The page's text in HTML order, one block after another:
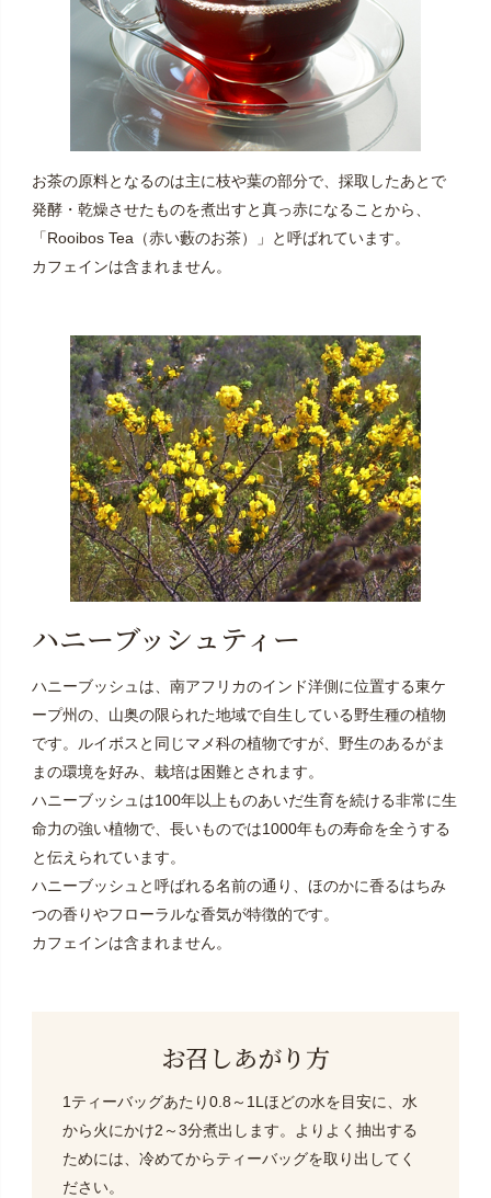
お茶の原料となるのは主に枝や葉の部分で、採取したあとで
発酵・乾燥させたものを煮出すと真っ赤になることから、
「Rooibos Tea（赤い藪のお茶）」と呼ばれています。
カフェインは含まれません。
ハニーブッシュティー
ハニーブッシュは、南アフリカのインド洋側に位置する東ケ
ープ州の、山奥の限られた地域で自生している野生種の植物
です。ルイボスと同じマメ科の植物ですが、野生のあるがま
まの環境を好み、栽培は困難とされます。
ハニーブッシュは100年以上ものあいだ生育を続ける非常に生
命力の強い植物で、長いものでは1000年もの寿命を全うする
と伝えられています。
ハニーブッシュと呼ばれる名前の通り、ほのかに香るはちみ
つの香りやフローラルな香気が特徴的です。
カフェインは含まれません。
お召しあがり方
1ティーバッグあたり0.8～1Lほどの水を目安に、水
から火にかけ2～3分煮出します。よりよく抽出する
ためには、冷めてからティーバッグを取り出してく
ださい。